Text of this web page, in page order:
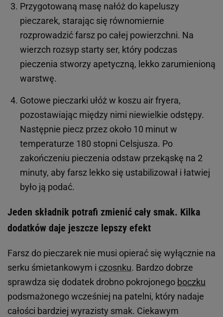
Przygotowaną masę nałóż do kapeluszy
pieczarek, starając się równomiernie
rozprowadzić farsz po całej powierzchni. Na
wierzch rozsyp starty ser, który podczas
pieczenia stworzy apetyczną, lekko zarumienioną
warstwę.
Gotowe pieczarki ułóż w koszu air fryera,
pozostawiając między nimi niewielkie odstępy.
Następnie piecz przez około 10 minut w
temperaturze 180 stopni Celsjusza. Po
zakończeniu pieczenia odstaw przekąskę na 2
minuty, aby farsz lekko się ustabilizował i łatwiej
było ją podać.
Jeden składnik potrafi zmienić cały smak. Kilka
dodatków daje jeszcze lepszy efekt
Farsz do pieczarek nie musi opierać się wyłącznie na
serku śmietankowym i czosnku. Bardzo dobrze
sprawdza się dodatek drobno pokrojonego boczku
podsmażonego wcześniej na patelni, który nadaje
całości bardziej wyrazisty smak. Ciekawym